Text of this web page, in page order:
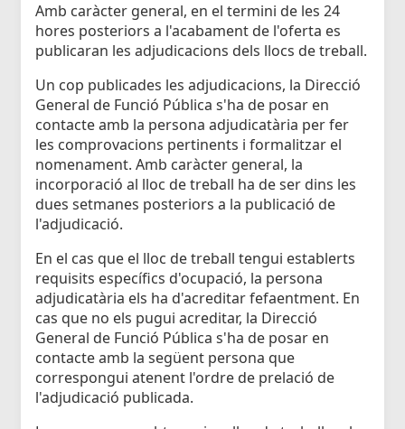
Amb caràcter general, en el termini de les 24
hores posteriors a l'acabament de l'oferta es
publicaran les adjudicacions dels llocs de treball.
Un cop publicades les adjudicacions, la Direcció
General de Funció Pública s'ha de posar en
contacte amb la persona adjudicatària per fer
les comprovacions pertinents i formalitzar el
nomenament. Amb caràcter general, la
incorporació al lloc de treball ha de ser dins les
dues setmanes posteriors a la publicació de
l'adjudicació.
En el cas que el lloc de treball tengui establerts
requisits específics d'ocupació, la persona
adjudicatària els ha d'acreditar fefaentment. En
cas que no els pugui acreditar, la Direcció
General de Funció Pública s'ha de posar en
contacte amb la següent persona que
correspongui atenent l'ordre de prelació de
l'adjudicació publicada.